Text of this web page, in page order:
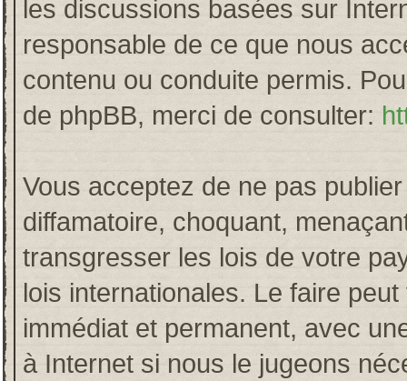
les discussions basées sur
responsable de ce que nous
contenu ou conduite permis.
de phpBB, merci de consulter:
Vous acceptez de ne pas
diffamatoire, choquant,
transgresser les lois de votre
lois internationales. Le faire
immédiat et permanent, avec
à Internet si nous le jugeons